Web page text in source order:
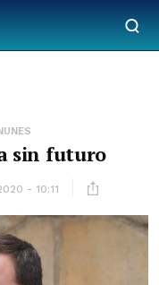
sin futuro
- 10:11